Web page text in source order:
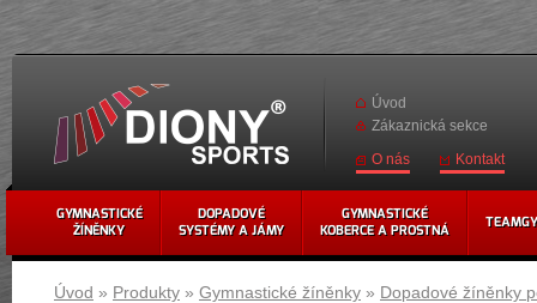
GYMNASTICKÉ
ŽÍNĚNKY
DOPADOVÉ
SYSTÉMY A JÁMY
GYMNASTICKÉ
KOBERCE A PROSTNÁ
Úvod
Zákaznická sekce
O nás Kontakt
Úvod » Produkty » Gymnastické žíněnky » Dopadové žíněnky